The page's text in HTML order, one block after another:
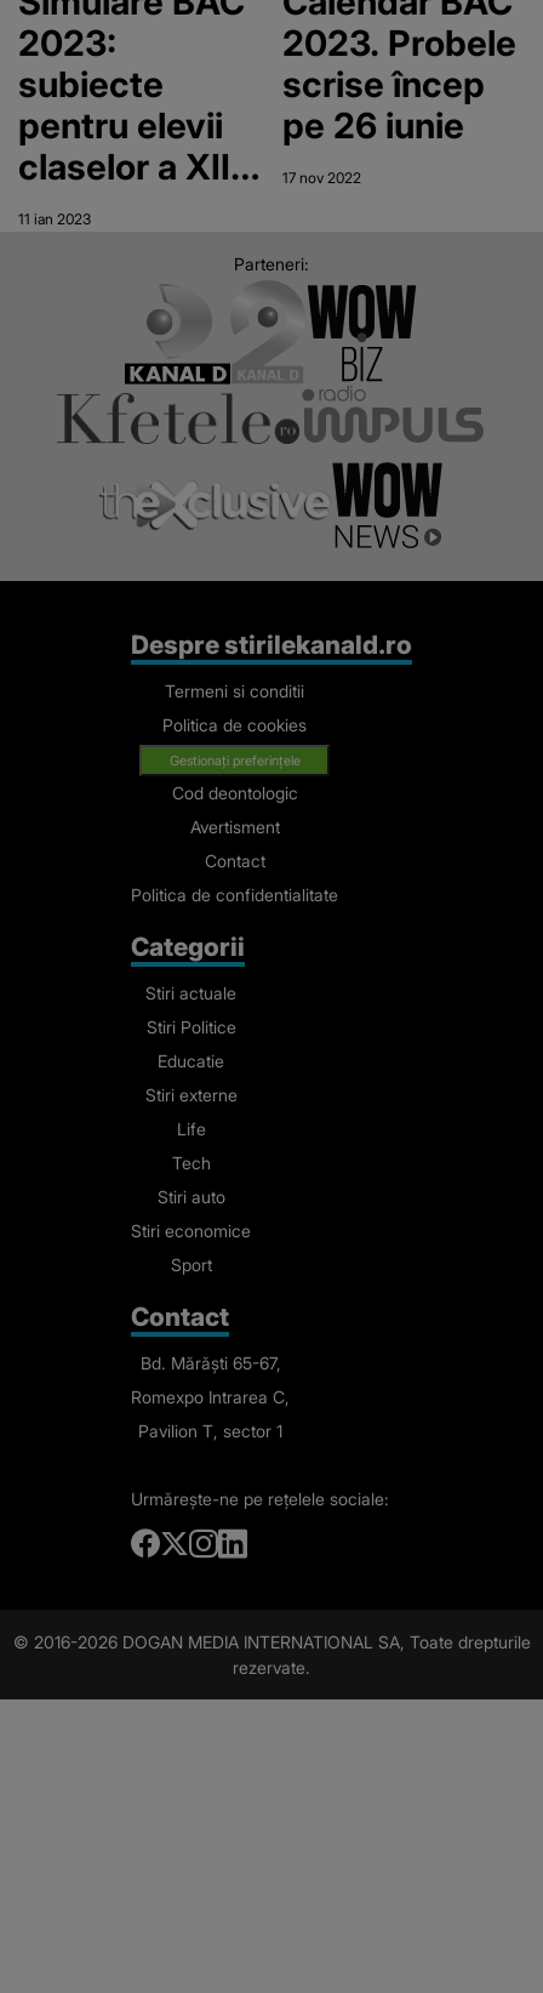
2023:
subiecte
pentru elevii
claselor a XII-
a
11 ian 2023
2023. Probele
scrise încep
pe 26 iunie
17 nov 2022
Parteneri:
Despre stirilekanald.ro
Termeni si conditii
Politica de cookies
Gestionați preferințele
Cod deontologic
Avertisment
Contact
Politica de confidentialitate
Categorii
Stiri actuale
Stiri Politice
Educatie
Stiri externe
Life
Tech
Stiri auto
Stiri economice
Sport
Contact
Bd. Mărăști 65-67,
Romexpo Intrarea C,
Pavilion T, sector 1
Urmărește-ne pe rețelele sociale:
© 2016-2026 DOGAN MEDIA INTERNATIONAL SA, Toate drepturile
rezervate.